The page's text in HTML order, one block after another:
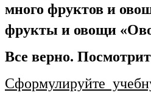
много фруктов и
фрукты и овощи
Все верно.
Сформулируйте